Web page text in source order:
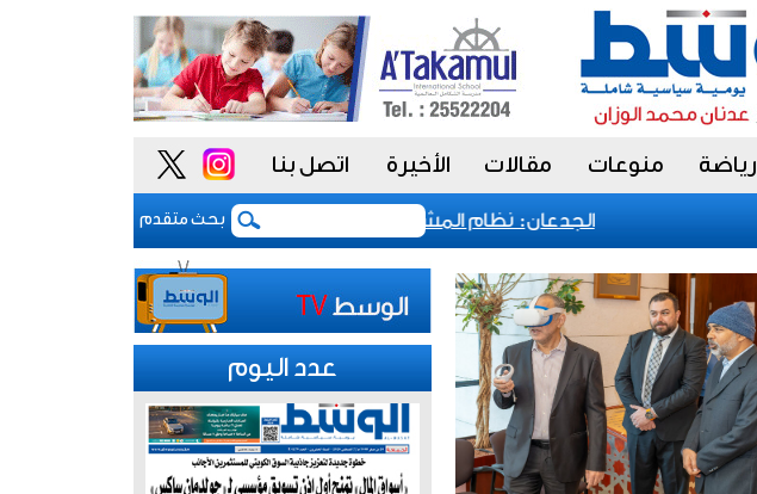
رياضة منوعات مقالات الأخيرة اتصل بنا
بحث متقدم
الجدعان: نظام المشتريات يمنح الحكومة السعودية أدوات أكثر مرونة
عدد اليوم